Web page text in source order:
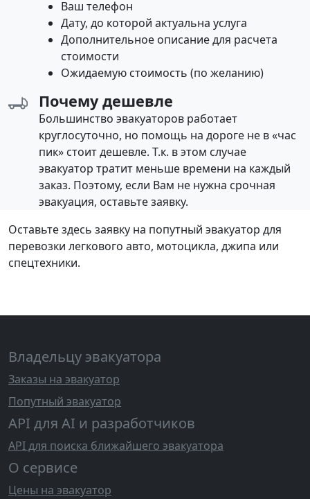
Ваш телефон
Дату, до которой актуальна услуга
Дополнительное описание для расчета
стоимости
Ожидаемую стоимость (по желанию)
Почему дешевле
Большинство эвакуаторов работает
круглосуточно, но помощь на дороге не в «час
пик» стоит дешевле. Т.к. в этом случае
эвакуатор тратит меньше времени на каждый
заказ. Поэтому, если Вам не нужна срочная
эвакуация, оставьте заявку.
Оставьте здесь заявку на попутный эвакуатор для
перевозки легкового авто, мотоцикла, джипа или
спецтехники.
Владельцу эвакуатора
Заказы на эвакуатор
Попутный эвакуатор
API для AI и разработчиков
API для поиска ближайшего эвакуатора
О сервисе
Цены на эвакуатор